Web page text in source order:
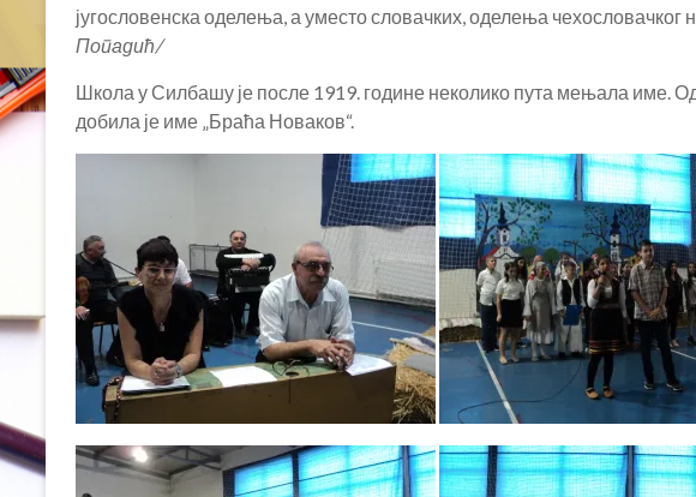
југословенска оделења, а уместо словачких, оделења чехословачког
Попадић/
Школа у Силбашу је после 1919. године неколико пута мењала име.
добила је име „Браћа Новаков“.